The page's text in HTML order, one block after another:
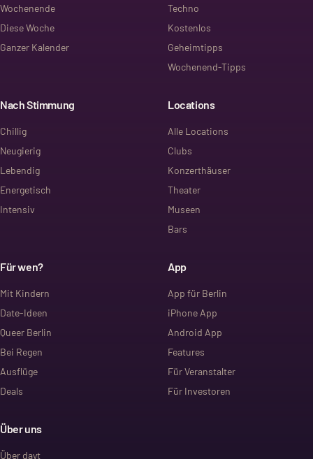
Wochenende
Diese Woche
Ganzer Kalender
Techno
Kostenlos
Geheimtipps
Wochenend-Tipps
Nach Stimmung
Chillig
Neugierig
Lebendig
Energetisch
Intensiv
Locations
Alle Locations
Clubs
Konzerthäuser
Theater
Museen
Bars
Für wen?
Mit Kindern
Date-Ideen
Queer Berlin
Bei Regen
Ausflüge
Deals
App
App für Berlin
iPhone App
Android App
Features
Für Veranstalter
Für Investoren
Über uns
Über dayt